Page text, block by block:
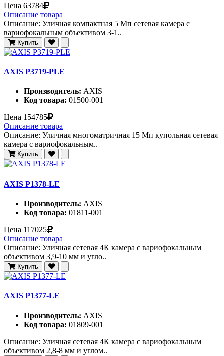
Цена 63784
Описание товара
Описание: Уличная компактная 5 Мп сетевая камера с
вариофокальным объективом 3-1..
Купить
AXIS P3719-PLE
Производитель: AXIS
Код товара: 01500-001
Цена 154785
Описание товара
Описание: Уличная многоматричная 15 Мп купольная сетевая
камера с вариофокальным..
Купить
AXIS P1378-LE
Производитель: AXIS
Код товара: 01811-001
Цена 117025
Описание товара
Описание: Уличная сетевая 4К камера с вариофокальным
объективом 3,9-10 мм и угло..
Купить
AXIS P1377-LE
Производитель: AXIS
Код товара: 01809-001
Описание: Уличная сетевая 4К камера с вариофокальным
объективом 2,8-8 мм и углом..